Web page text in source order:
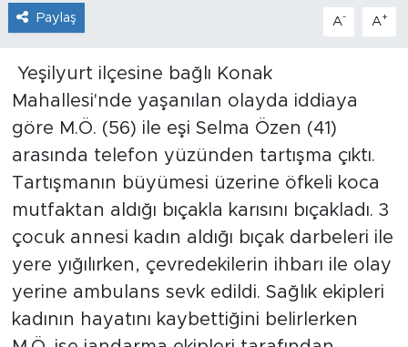
Paylaş A- A+
Yeşilyurt ilçesine bağlı Konak
Mahallesi'nde yaşanılan olayda iddiaya
göre M.Ö. (56) ile eşi Selma Özen (41)
arasında telefon yüzünden tartışma çıktı.
Tartışmanın büyümesi üzerine öfkeli koca
mutfaktan aldığı bıçakla karısını bıçakladı. 3
çocuk annesi kadın aldığı bıçak darbeleri ile
yere yığılırken, çevredekilerin ihbarı ile olay
yerine ambulans sevk edildi. Sağlık ekipleri
kadının hayatını kaybettiğini belirlerken
Kuluncak
Yeşilyurt
Akçadağ
Doğanyol
Arguvan
Battalgazi